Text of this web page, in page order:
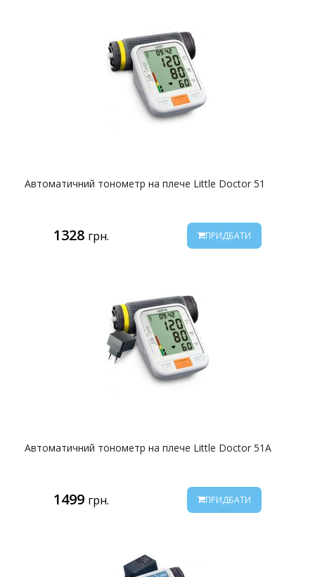
Автоматичний тонометр на плече Little Doctor 51
1328 грн. ПРИДБАТИ
Автоматичний тонометр на плече Little Doctor 51A
1499 грн. ПРИДБАТИ